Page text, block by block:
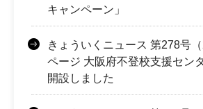
キャンペーン」
きょういくニュース 第278号
ページ 大阪府不登校支援セン
開設しました